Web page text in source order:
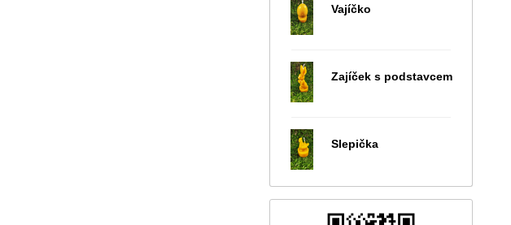
Vajíčko
Zajíček s podstavcem
Slepička